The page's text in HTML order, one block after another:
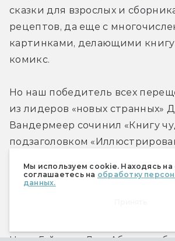
Мы используем cookie. Находясь на
соглашаетесь на обработку
данных.
сказки для взрослых и
рецептов, да еще с
картинками, делающими
комикс.
Но наш победитель всех
из лидеров «новых странных»
Вандермеер сочинил «Книгу
подзаголовком
назвать ее обычным